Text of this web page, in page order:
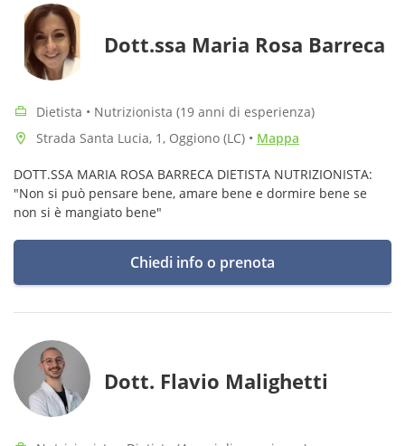
Dott.ssa Maria Rosa Barreca
Dietista • Nutrizionista (19 anni di esperienza)
Strada Santa Lucia, 1, Oggiono (LC) • Mappa
DOTT.SSA MARIA ROSA BARRECA DIETISTA NUTRIZIONISTA:
"Non si può pensare bene, amare bene e dormire bene se
non si è mangiato bene"
Chiedi info o prenota
Dott. Flavio Malighetti